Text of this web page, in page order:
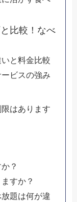
比較！なべ
と料金比較
ビスの強み
はあります
？
すか？
題は何が違